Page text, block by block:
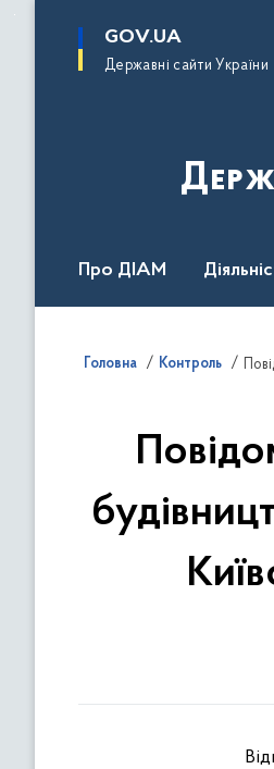
основного
GOV.UA
Державні сайти України
Про ДІАМ
Головна Контроль